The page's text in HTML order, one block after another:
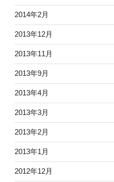
2014年2月
2013年12月
2013年11月
2013年9月
2013年4月
2013年3月
2013年2月
2013年1月
2012年12月